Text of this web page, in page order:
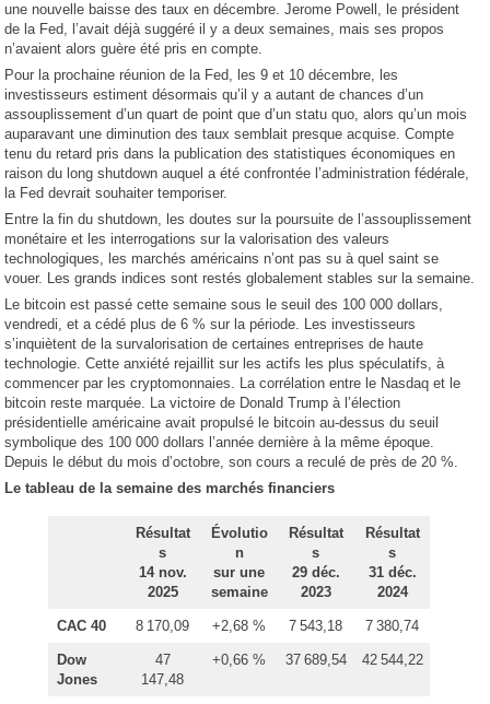
une nouvelle baisse des taux en décembre. Jerome Powell, le président
de la Fed, l’avait déjà suggéré il y a deux semaines, mais ses propos
n’avaient alors guère été pris en compte.
Pour la prochaine réunion de la Fed, les 9 et 10 décembre, les
investisseurs estiment désormais qu’il y a autant de chances d’un
assouplissement d’un quart de point que d’un statu quo, alors qu’un mois
auparavant une diminution des taux semblait presque acquise. Compte
tenu du retard pris dans la publication des statistiques économiques en
raison du long shutdown auquel a été confrontée l’administration fédérale,
la Fed devrait souhaiter temporiser.
Entre la fin du shutdown, les doutes sur la poursuite de l’assouplissement
monétaire et les interrogations sur la valorisation des valeurs
technologiques, les marchés américains n’ont pas su à quel saint se
vouer. Les grands indices sont restés globalement stables sur la semaine.
Le bitcoin est passé cette semaine sous le seuil des 100 000 dollars,
vendredi, et a cédé plus de 6 % sur la période. Les investisseurs
s’inquiètent de la survalorisation de certaines entreprises de haute
technologie. Cette anxiété rejaillit sur les actifs les plus spéculatifs, à
commencer par les cryptomonnaies. La corrélation entre le Nasdaq et le
bitcoin reste marquée. La victoire de Donald Trump à l’élection
présidentielle américaine avait propulsé le bitcoin au-dessus du seuil
symbolique des 100 000 dollars l’année dernière à la même époque.
Depuis le début du mois d’octobre, son cours a reculé de près de 20 %.
Le tableau de la semaine des marchés financiers
Résultat
s
14 nov.
2025
Évolutio
n
sur une
semaine
Résultat
s
29 déc.
2023
Résultat
s
31 déc.
2024
CAC 40 8 170,09 +2,68 % 7 543,18 7 380,74
Dow
Jones
47
147,48
+0,66 % 37 689,54 42 544,22